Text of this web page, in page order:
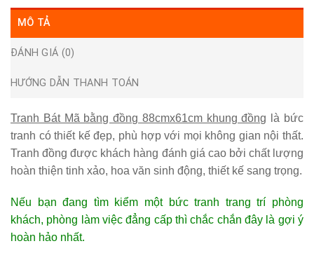
MÔ TẢ
ĐÁNH GIÁ (0)
HƯỚNG DẪN THANH TOÁN
Tranh Bát Mã bằng đồng 88cmx61cm khung đồng là bức
tranh có thiết kế đẹp, phù hợp với mọi không gian nội thất.
Tranh đồng được khách hàng đánh giá cao bởi chất lượng
hoàn thiện tinh xảo, hoa văn sinh động, thiết kế sang trọng.
Nếu bạn đang tìm kiểm một bức tranh trang trí phòng
khách, phòng làm việc đẳng cấp thì chắc chắn đây là gợi ý
hoàn hảo nhất.